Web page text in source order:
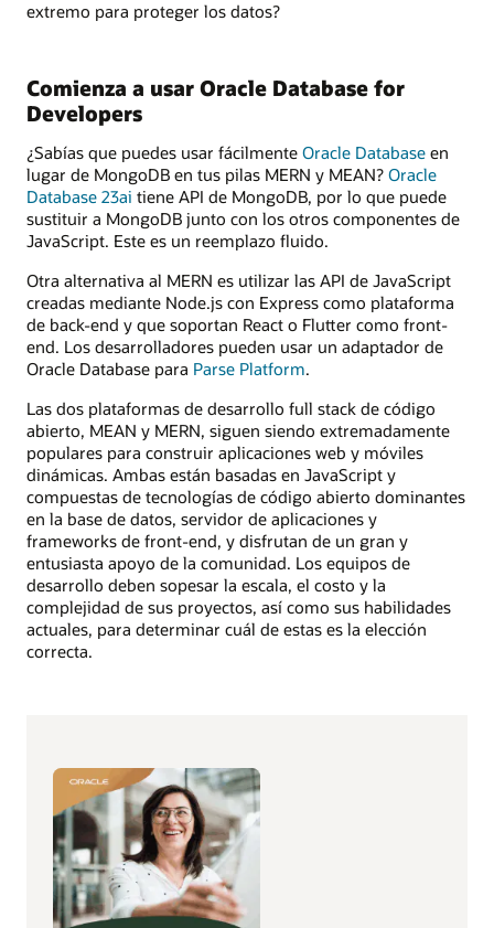
extremo para proteger los datos?
Comienza a usar Oracle Database for
Developers
¿Sabías que puedes usar fácilmente Oracle Database en
lugar de MongoDB en tus pilas MERN y MEAN? Oracle
Database 23ai tiene API de MongoDB, por lo que puede
sustituir a MongoDB junto con los otros componentes de
JavaScript. Este es un reemplazo fluido.
Otra alternativa al MERN es utilizar las API de JavaScript
creadas mediante Node.js con Express como plataforma
de back-end y que soportan React o Flutter como front-
end. Los desarrolladores pueden usar un adaptador de
Oracle Database para Parse Platform.
Las dos plataformas de desarrollo full stack de código
abierto, MEAN y MERN, siguen siendo extremadamente
populares para construir aplicaciones web y móviles
dinámicas. Ambas están basadas en JavaScript y
compuestas de tecnologías de código abierto dominantes
en la base de datos, servidor de aplicaciones y
frameworks de front-end, y disfrutan de un gran y
entusiasta apoyo de la comunidad. Los equipos de
desarrollo deben sopesar la escala, el costo y la
complejidad de sus proyectos, así como sus habilidades
actuales, para determinar cuál de estas es la elección
correcta.